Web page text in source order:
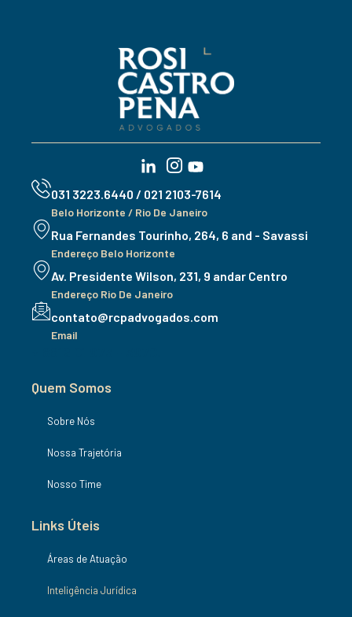
031 3223.6440 / 021 2103-7614
Belo Horizonte / Rio De Janeiro
Rua Fernandes Tourinho, 264, 6 and - Savassi
Endereço Belo Horizonte
Av. Presidente Wilson, 231, 9 andar Centro
Endereço Rio De Janeiro
contato@rcpadvogados.com
Email
Quem Somos
Sobre Nós
Nossa Trajetória
Nosso Time
Links Úteis
Áreas de Atuação
Inteligência Jurídica